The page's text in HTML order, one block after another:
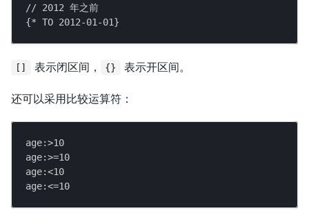
// 2012 年之前
{* TO 2012-01-01}
[] 表示闭区间， {} 表示开区间。
还可以采用比较运算符：
age:>10
age:>=10
age:<10
age:<=10